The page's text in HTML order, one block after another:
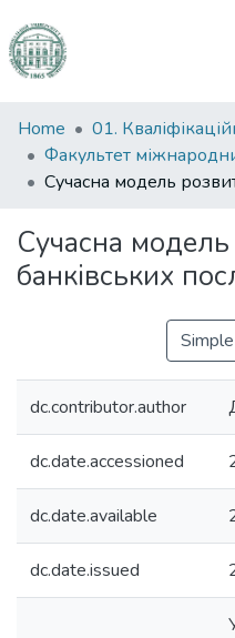
Communities
&
Collections
Statistics
Home
Сучасна
банківських
dc.contributor.author
dc.date.accessioned
dc.date.available
dc.date.issued